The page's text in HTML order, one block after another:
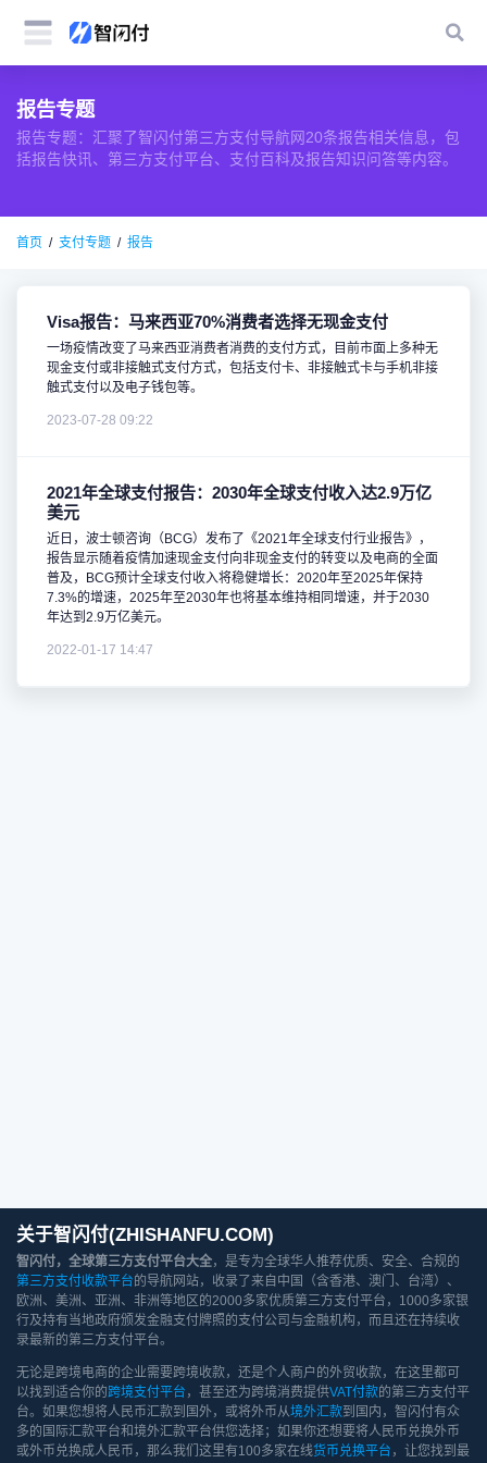
报告专题
报告专题：汇聚了智闪付第三方支付导航网20条报告相关信息，包
括报告快讯、第三方支付平台、支付百科及报告知识问答等内容。
首页 支付专题 报告
Visa报告：马来西亚70%消费者选择无现金支付
一场疫情改变了马来西亚消费者消费的支付方式，目前市面上多种无
现金支付或非接触式支付方式，包括支付卡、非接触式卡与手机非接
触式支付以及电子钱包等。
2023-07-28 09:22
2021年全球支付报告：2030年全球支付收入达2.9万亿
美元
近日，波士顿咨询（BCG）发布了《2021年全球支付行业报告》，
报告显示随着疫情加速现金支付向非现金支付的转变以及电商的全面
普及，BCG预计全球支付收入将稳健增长：2020年至2025年保持
7.3%的增速，2025年至2030年也将基本维持相同增速，并于2030
年达到2.9万亿美元。
2022-01-17 14:47
关于智闪付(ZHISHANFU.COM)
智闪付，全球第三方支付平台大全，是专为全球华人推荐优质、安全、合规的
第三方支付收款平台 的导航网站，收录了来自中国（含香港、澳门、台湾）、
欧洲、美洲、亚洲、非洲等地区的2000多家优质第三方支付平台，1000多家银
行及持有当地政府颁发金融支付牌照的支付公司与金融机构，而且还在持续收
录最新的第三方支付平台。
无论是跨境电商的企业需要跨境收款，还是个人商户的外贸收款，在这里都可
以找到适合你的跨境支付平台 ，甚至还为跨境消费提供VAT付款的第三方支付平
台。如果您想将人民币汇款到国外，或将外币从境外汇款到国内，智闪付有众
多的国际汇款平台和境外汇款平台供您选择；如果你还想要将人民币兑换外币
或外币兑换成人民币，那么我们这里有100多家在线货币兑换平台 ，让您找到最